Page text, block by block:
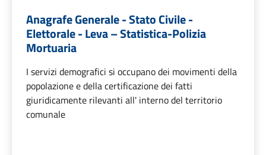
Anagrafe Generale - Stato Civile -
Elettorale - Leva – Statistica-Polizia
Mortuaria
I servizi demografici si occupano dei movimenti della
popolazione e della certificazione dei fatti
giuridicamente rilevanti all' interno del territorio
comunale